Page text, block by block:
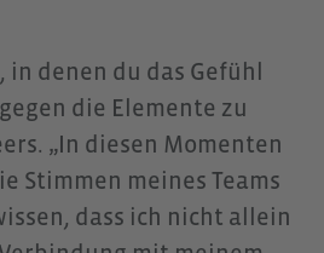
in denen du das Gefühl
die Elemente zu
„In diesen Momenten
Stimmen meines Teams
dass ich nicht allein